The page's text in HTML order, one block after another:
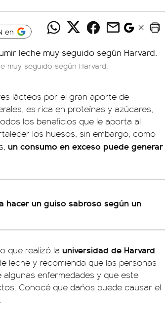
en
seguido según Harvard.
lácteos por el gran aporte de
es rica en proteínas y azúcares,
los beneficios que le aporta al
los huesos, sin embargo, como
un consumo en exceso puede generar
hacer un guiso sabroso según un
que realizó la universidad de Harvard
leche y recomienda que las personas
enfermedades y que este
Conocé que daños puede causar el